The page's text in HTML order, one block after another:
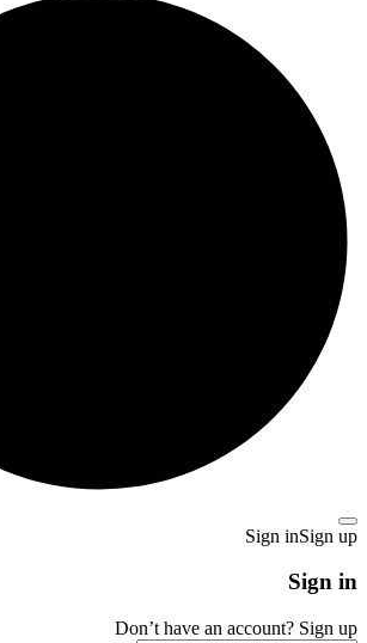
Sign inSign up
Sign in
Don’t have an account? Sign up